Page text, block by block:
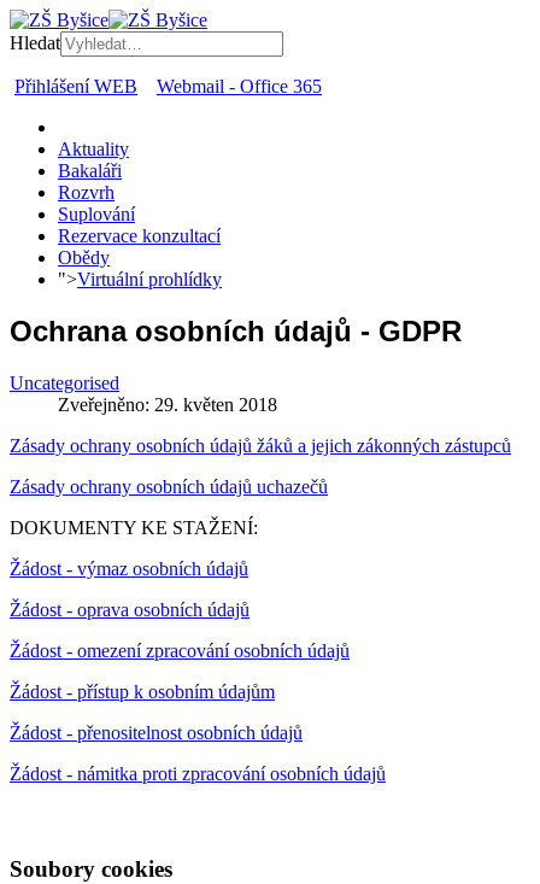
Hledat
Přihlášení WEB Webmail - Office 365
Aktuality
Bakaláři
Rozvrh
Suplování
Rezervace konzultací
Obědy
">Virtuální prohlídky
Ochrana osobních údajů - GDPR
Uncategorised
Zveřejněno: 29. květen 2018
Zásady ochrany osobních údajů žáků a jejich zákonných zástupců
Zásady ochrany osobních údajů uchazečů
DOKUMENTY KE STAŽENÍ:
Žádost - výmaz osobních údajů
Žádost - oprava osobních údajů
Žádost - omezení zpracování osobních údajů
Žádost - přístup k osobním údajům
Žádost - přenositelnost osobních údajů
Žádost - námitka proti zpracování osobních údajů
Soubory cookies